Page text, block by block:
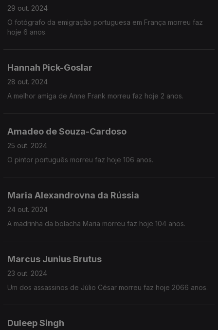
29 out. 2024
O fotógrafo da emigração portuguesa em França morreu faz
hoje 6 anos.
Hannah Pick-Goslar
28 out. 2024
A melhor amiga de Anne Frank morreu faz hoje 2 anos.
Amadeo de Souza-Cardoso
25 out. 2024
O pintor português morreu faz hoje 106 anos.
Maria Alexandrovna da Rússia
24 out. 2024
A madrinha da bolacha Maria morreu faz hoje 104 anos.
Marcus Junius Brutus
23 out. 2024
Um dos assassinos de Júlio César morreu faz hoje 2066 anos.
Duleep Singh